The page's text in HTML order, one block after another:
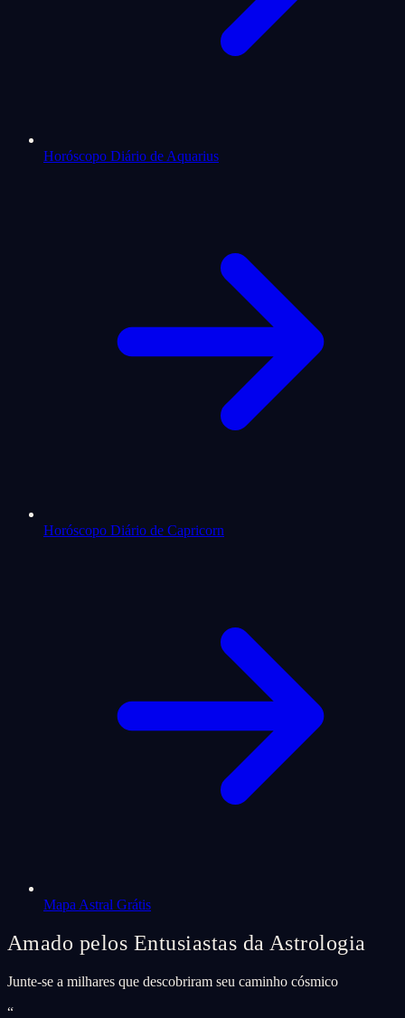
Horóscopo Diário de Aquarius
Horóscopo Diário de Capricorn
Mapa Astral Grátis
Amado pelos Entusiastas da Astrologia
Junte-se a milhares que descobriram seu caminho cósmico
“